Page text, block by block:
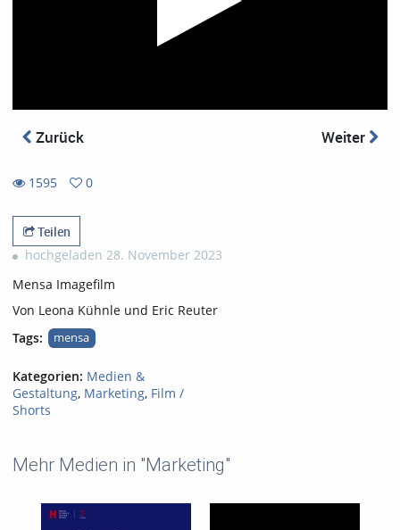
Zurück Weiter
1595
views
0
favorites
Teilen
hochgeladen 28. November 2023
Mensa Imagefilm
Von Leona Kühnle und Eric Reuter
Tags:
mensa
Kategorien: Medien &
Gestaltung, Marketing, Film /
Shorts
Mehr Medien in "Marketing"